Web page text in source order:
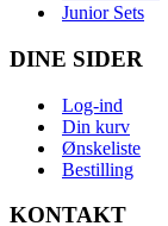
Junior Sets
DINE SIDER
Log-ind
Din kurv
Ønskeliste
Bestilling
KONTAKT